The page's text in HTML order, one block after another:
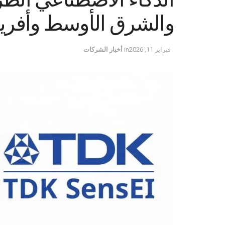
والشرق الأوسط
فبراير 11, 2026 in أخبار الشركات